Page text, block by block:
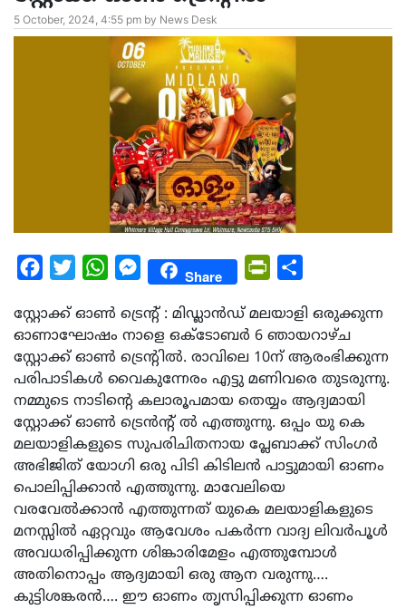
5 October, 2024, 4:55 pm by News Desk
Facebook
Twitter WhatsAppMessengerShare PrintFriendly
സ്റ്റോക്ക് ഓൺ ട്രെന്റ് : മിഡ്ലാൻഡ് മലയാളി ഒരുക്കുന്ന
ഓണാഘോഷം നാളെ ഒക്ടോബർ 6 ഞായറാഴ്ച
സ്റ്റോക്ക് ഓൺ ട്രെന്റിൽ. രാവിലെ 10ന് ആരംഭിക്കുന്ന
പരിപാടികൾ വൈകുന്നേരം എട്ടു മണിവരെ തുടരുന്നു.
നമ്മുടെ നാടിന്റെ കലാരൂപമായ തെയ്യം ആദ്യമായി
സ്റ്റോക്ക് ഓൺ ട്രെൻന്റ് ൽ എത്തുന്നു. ഒപ്പം യു കെ
മലയാളികളുടെ സുപരിചിതനായ പ്ലേബാക്ക് സിംഗർ
അഭിജിത് യോഗി ഒരു പിടി കിടിലൻ പാട്ടുമായി ഓണം
പൊലിപ്പിക്കാൻ എത്തുന്നു. മാവേലിയെ
വരവേൽക്കാൻ എത്തുന്നത് യുകെ മലയാളികളുടെ
മനസ്സിൽ ഏറ്റവും ആവേശം പകർന്ന വാദ്യ ലിവർപൂൾ
അവധരിപ്പിക്കുന്ന ശിങ്കാരിമേളം എത്തുമ്പോൾ
അതിനൊപ്പം ആദ്യമായി ഒരു ആന വരുന്നു….
കുട്ടിശങ്കരൻ…. ഈ ഓണം തൃസിപ്പിക്കുന്ന ഓണം